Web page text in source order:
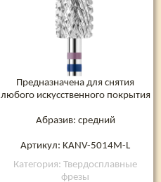
Предназначена для снятия
любого искусственного покрытия
Абразив: средний
Артикул: KANV-5014M-L
Категория: Твердосплавные
фрезы